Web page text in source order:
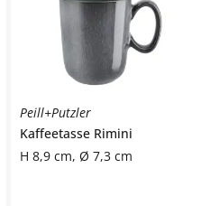
Peill+Putzler
Kaffeetasse Rimini
H 8,9 cm, Ø 7,3 cm